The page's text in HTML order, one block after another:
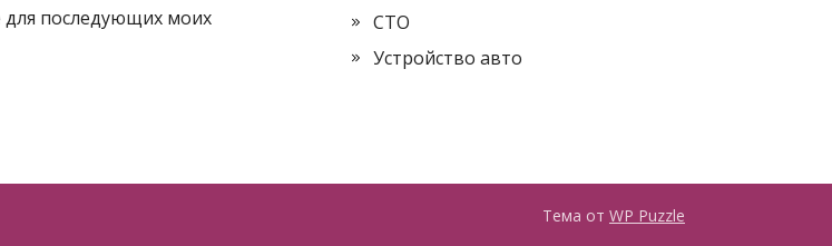
для последующих моих
СТО
Устройство авто
Тема от WP Puzzle